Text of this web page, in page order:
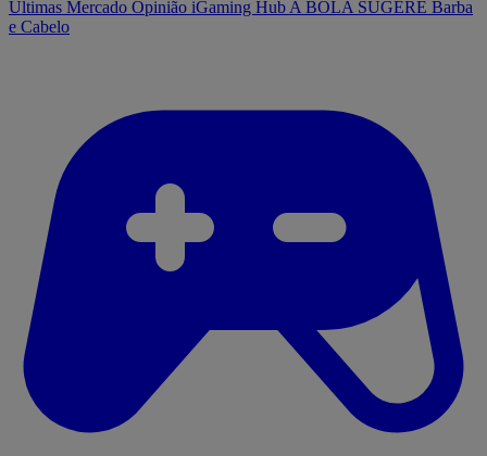
Últimas Mercado Opinião iGaming Hub A BOLA SUGERE Barba
e Cabelo